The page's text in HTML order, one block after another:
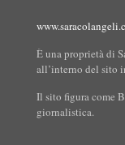
È una proprietà di
all’interno del sito
Il sito figura come
giornalistica.